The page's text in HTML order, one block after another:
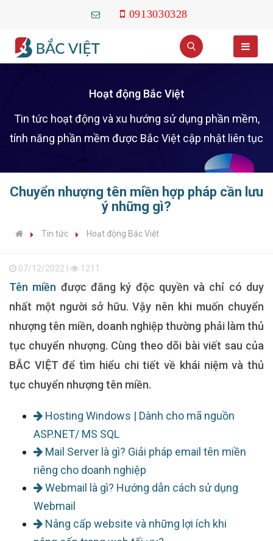
0913030328
Hoạt động Bắc Việt
Tin tức hoạt động và xu hướng sử dụng phần mềm,
tính năng phần mềm được Bắc Việt cập nhật liên tục
Chuyển nhượng tên miền hợp pháp cần lưu
ý những gì?
Tin tức Hoạt động Bắc Việt
07/12/2022 | 1211
Tên miền được đăng ký độc quyền và chỉ có duy
nhất một người sở hữu. Vậy nên khi muốn chuyển
nhượng tên miền, doanh nghiệp thường phải làm thủ
tục chuyển nhượng. Cùng theo dõi bài viết sau của
BẮC VIỆT để tìm hiểu chi tiết về khái niệm và thủ
tục chuyển nhượng tên miền.
Hosting Windows | Dành cho mã nguồn
ASP.NET/ MS SQL
Mail Server là gì? Giải pháp email tên miền
riêng cho doanh nghiệp
Webmail là gì? Hướng dẫn cách sử dụng
Webmail
Nâng cấp website và những lợi ích khi